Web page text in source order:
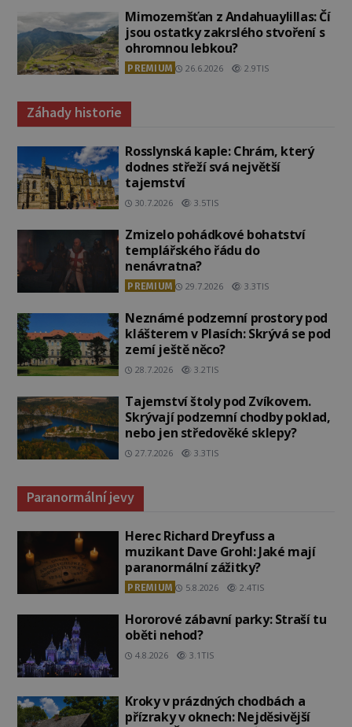
Mimozemšťan z Andahuaylillas: Čí
jsou ostatky zakrslého stvoření s
ohromnou lebkou?
PREMIUM 26.6.2026 2.9TIS
Záhady historie
Rosslynská kaple: Chrám, který
dodnes střeží svá největší
tajemství
30.7.2026 3.5TIS
Zmizelo pohádkové bohatství
templářského řádu do
nenávratna?
PREMIUM 29.7.2026 3.3TIS
Neznámé podzemní prostory pod
klášterem v Plasích: Skrývá se pod
zemí ještě něco?
28.7.2026 3.2TIS
Tajemství štoly pod Zvíkovem.
Skrývají podzemní chodby poklad,
nebo jen středověké sklepy?
27.7.2026 3.3TIS
Paranormální jevy
Herec Richard Dreyfuss a
muzikant Dave Grohl: Jaké mají
paranormální zážitky?
PREMIUM 5.8.2026 2.4TIS
Hororové zábavní parky: Straší tu
oběti nehod?
4.8.2026 3.1TIS
Kroky v prázdných chodbách a
přízraky v oknech: Nejděsivější